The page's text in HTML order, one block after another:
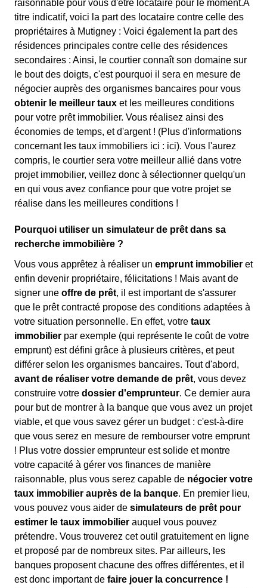
raisonnable pour vous d'être locataire pour le moment.À
titre indicatif, voici la part des locataire contre celle des
propriétaires à Mutigney : Voici également la part des
résidences principales contre celle des résidences
secondaires : Ainsi, le courtier connaît son domaine sur
le bout des doigts, c'est pourquoi il sera en mesure de
négocier auprès des organismes bancaires pour vous
obtenir le meilleur taux et les meilleures conditions
pour votre prêt immobilier. Vous réalisez ainsi des
économies de temps, et d'argent ! (Plus d'informations
concernant les taux immobiliers ici : ici). Vous l'aurez
compris, le courtier sera votre meilleur allié dans votre
projet immobilier, veillez donc à sélectionner quelqu'un
en qui vous avez confiance pour que votre projet se
réalise dans les meilleures conditions !
Pourquoi utiliser un simulateur de prêt dans sa
recherche immobilière ?
Vous vous apprêtez à réaliser un emprunt immobilier et
enfin devenir propriétaire, félicitations ! Mais avant de
signer une offre de prêt, il est important de s'assurer
que le prêt contracté propose des conditions adaptées à
votre situation personnelle. En effet, votre taux
immobilier par exemple (qui représente le coût de votre
emprunt) est défini grâce à plusieurs critères, et peut
différer selon les organismes bancaires. Tout d'abord,
avant de réaliser votre demande de prêt, vous devez
construire votre dossier d'emprunteur. Ce dernier aura
pour but de montrer à la banque que vous avez un projet
viable, et que vous savez gérer un budget : c'est-à-dire
que vous serez en mesure de rembourser votre emprunt
! Plus votre dossier emprunteur est solide et montre
votre capacité à gérer vos finances de manière
raisonnable, plus vous serez capable de négocier votre
taux immobilier auprès de la banque. En premier lieu,
vous pouvez vous aider de simulateurs de prêt pour
estimer le taux immobilier auquel vous pouvez
prétendre. Vous trouverez cet outil gratuitement en ligne
et proposé par de nombreux sites. Par ailleurs, les
banques proposent chacune des offres différentes, et il
est donc important de faire jouer la concurrence !